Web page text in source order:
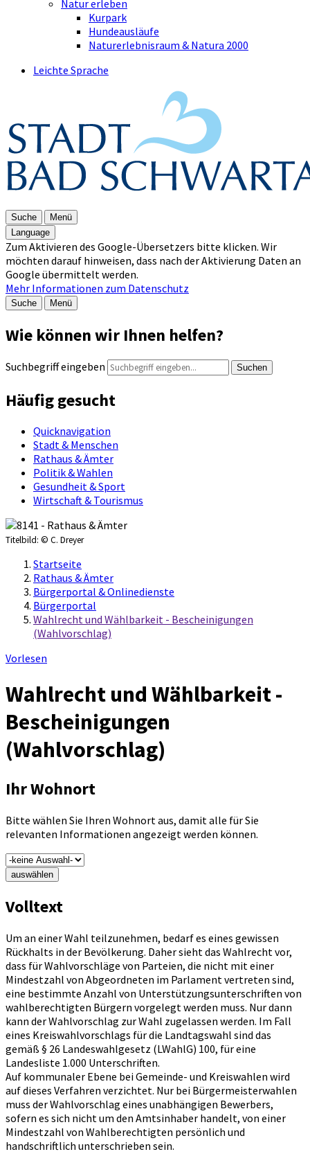
Natur erleben
Kurpark
Hundeausläufe
Naturerlebnisraum & Natura 2000
Leichte Sprache
Suche
Menü
Language
Zum Aktivieren des Google-Übersetzers bitte klicken. Wir
möchten darauf hinweisen, dass nach der Aktivierung Daten an
Google übermittelt werden.
Mehr Informationen zum Datenschutz
Suche Menü
Wie können wir Ihnen helfen?
Suchbegriff eingeben Suchen
Häufig gesucht
Quicknavigation
Stadt & Menschen
Rathaus & Ämter
Politik & Wahlen
Gesundheit & Sport
Wirtschaft & Tourismus
Titelbild: © C. Dreyer
Startseite
Rathaus & Ämter
Bürgerportal & Onlinedienste
Bürgerportal
Wahlrecht und Wählbarkeit - Bescheinigungen
(Wahlvorschlag)
Vorlesen
Wahlrecht und Wählbarkeit -
Bescheinigungen
(Wahlvorschlag)
Ihr Wohnort
Bitte wählen Sie Ihren Wohnort aus, damit alle für Sie
relevanten Informationen angezeigt werden können.
auswählen
Volltext
Um an einer Wahl teilzunehmen, bedarf es eines gewissen
Rückhalts in der Bevölkerung. Daher sieht das Wahlrecht vor,
dass für Wahlvorschläge von Parteien, die nicht mit einer
Mindestzahl von Abgeordneten im Parlament vertreten sind,
eine bestimmte Anzahl von Unterstützungsunterschriften von
wahlberechtigten Bürgern vorgelegt werden muss. Nur dann
kann der Wahlvorschlag zur Wahl zugelassen werden. Im Fall
eines Kreiswahlvorschlags für die Landtagswahl sind das
gemäß § 26 Landeswahlgesetz (LWahlG) 100, für eine
Landesliste 1.000 Unterschriften.
Auf kommunaler Ebene bei Gemeinde- und Kreiswahlen wird
auf dieses Verfahren verzichtet. Nur bei Bürgermeisterwahlen
muss der Wahlvorschlag eines unabhängigen Bewerbers,
sofern es sich nicht um den Amtsinhaber handelt, von einer
Mindestzahl von Wahlberechtigten persönlich und
handschriftlich unterschrieben sein.